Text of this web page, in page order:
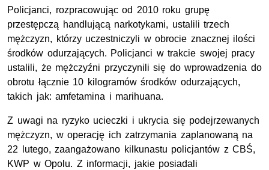
Policjanci, rozpracowując od 2010 roku grupę
przestępczą handlującą narkotykami, ustalili trzech
mężczyzn, którzy uczestniczyli w obrocie znacznej ilości
środków odurzających. Policjanci w trakcie swojej pracy
ustalili, że mężczyźni przyczynili się do wprowadzenia do
obrotu łącznie 10 kilogramów środków odurzających,
takich jak: amfetamina i marihuana.
Z uwagi na ryzyko ucieczki i ukrycia się podejrzewanych
mężczyzn, w operację ich zatrzymania zaplanowaną na
22 lutego, zaangażowano kilkunastu policjantów z CBŚ,
KWP w Opolu. Z informacji, jakie posiadali